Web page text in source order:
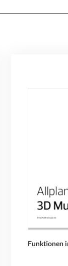
Funktionen